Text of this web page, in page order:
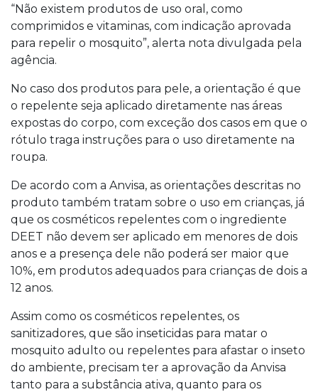
“Não existem produtos de uso oral, como
comprimidos e vitaminas, com indicação aprovada
para repelir o mosquito”, alerta nota divulgada pela
agência.
No caso dos produtos para pele, a orientação é que
o repelente seja aplicado diretamente nas áreas
expostas do corpo, com exceção dos casos em que o
rótulo traga instruções para o uso diretamente na
roupa.
De acordo com a Anvisa, as orientações descritas no
produto também tratam sobre o uso em crianças, já
que os cosméticos repelentes com o ingrediente
DEET não devem ser aplicado em menores de dois
anos e a presença dele não poderá ser maior que
10%, em produtos adequados para crianças de dois a
12 anos.
Assim como os cosméticos repelentes, os
sanitizadores, que são inseticidas para matar o
mosquito adulto ou repelentes para afastar o inseto
do ambiente, precisam ter a aprovação da Anvisa
tanto para a substância ativa, quanto para os